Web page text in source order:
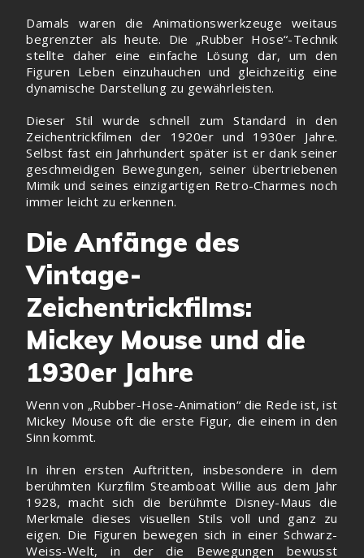
Damals waren die Animationswerkzeuge weitaus
begrenzter als heute. Die „Rubber Hose“-Technik
stellte daher eine einfache Lösung dar, um den
Figuren Leben einzuhauchen und gleichzeitig eine
dynamische Darstellung zu gewährleisten.
Dieser Stil wurde schnell zum Standard in den
Zeichentrickfilmen der 1920er und 1930er Jahre.
Selbst fast ein Jahrhundert später ist er dank seiner
geschmeidigen Bewegungen, seiner übertriebenen
Mimik und seines einzigartigen Retro-Charmes noch
immer leicht zu erkennen.
Die Anfänge des
Vintage-
Zeichentrickfilms:
Mickey Mouse und die
1930er Jahre
Wenn von „Rubber-Hose-Animation“ die Rede ist, ist
Mickey Mouse oft die erste Figur, die einem in den
Sinn kommt.
In ihren ersten Auftritten, insbesondere in dem
berühmten Kurzfilm Steamboat Willie aus dem Jahr
1928, macht sich die berühmte Disney-Maus die
Merkmale dieses visuellen Stils voll und ganz zu
eigen. Die Figuren bewegen sich in einer Schwarz-
Weiss-Welt, in der die Bewegungen bewusst